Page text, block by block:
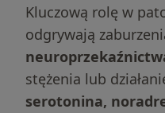
Kluczową rolę w
odgrywają
stężenia lub
serotonina,